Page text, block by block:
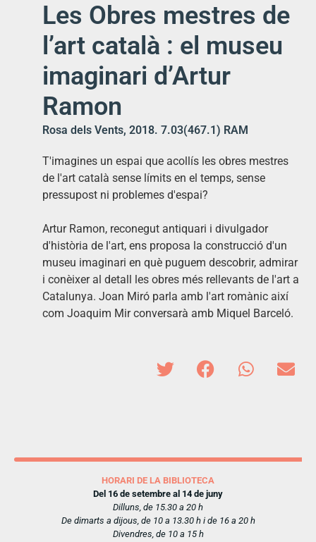
Les Obres mestres de
l’art català : el museu
imaginari d’Artur
Ramon
Rosa dels Vents, 2018. 7.03(467.1) RAM
T'imagines un espai que acollís les obres mestres
de l'art català sense límits en el temps, sense
pressupost ni problemes d'espai?
Artur Ramon, reconegut antiquari i divulgador
d'història de l'art, ens proposa la construcció d'un
museu imaginari en què puguem descobrir, admirar
i conèixer al detall les obres més rellevants de l'art a
Catalunya. Joan Miró parla amb l'art romànic així
com Joaquim Mir conversarà amb Miquel Barceló.
HORARI DE LA BIBLIOTECA
Del 16 de setembre al 14 de juny
Dilluns, de 15.30 a 20 h
De dimarts a dijous, de 10 a 13.30 h i de 16 a 20 h
Divendres, de 10 a 15 h